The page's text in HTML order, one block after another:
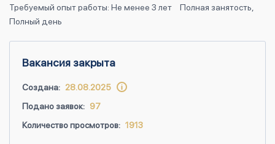
Требуемый опыт работы: Не менее 3 лет
Полная занятость,
Полный день
Вакансия закрыта
Создана: 28.08.2025
Подано заявок: 97
Количество просмотров: 1913